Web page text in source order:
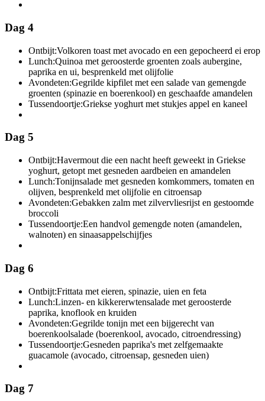
Dag 4
Ontbijt:Volkoren toast met avocado en een gepocheerd ei erop
Lunch:Quinoa met geroosterde groenten zoals aubergine,
paprika en ui, besprenkeld met olijfolie
Avondeten:Gegrilde kipfilet met een salade van gemengde
groenten (spinazie en boerenkool) en geschaafde amandelen
Tussendoortje:Griekse yoghurt met stukjes appel en kaneel
Dag 5
Ontbijt:Havermout die een nacht heeft geweekt in Griekse
yoghurt, getopt met gesneden aardbeien en amandelen
Lunch:Tonijnsalade met gesneden komkommers, tomaten en
olijven, besprenkeld met olijfolie en citroensap
Avondeten:Gebakken zalm met zilvervliesrijst en gestoomde
broccoli
Tussendoortje:Een handvol gemengde noten (amandelen,
walnoten) en sinaasappelschijfjes
Dag 6
Ontbijt:Frittata met eieren, spinazie, uien en feta
Lunch:Linzen- en kikkererwtensalade met geroosterde
paprika, knoflook en kruiden
Avondeten:Gegrilde tonijn met een bijgerecht van
boerenkoolsalade (boerenkool, avocado, citroendressing)
Tussendoortje:Gesneden paprika's met zelfgemaakte
guacamole (avocado, citroensap, gesneden uien)
Dag 7